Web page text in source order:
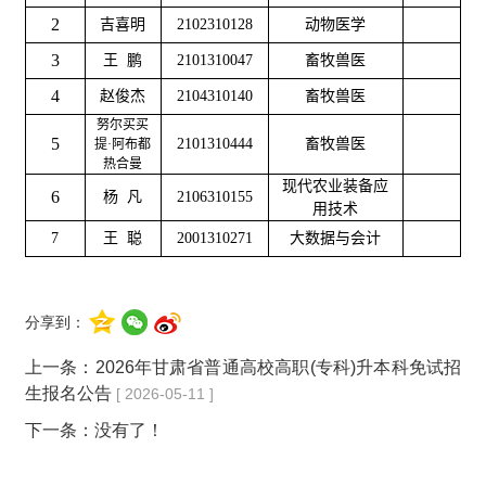
2 吉喜明 2102310128 动物医学
3 王 鹏 2101310047 畜牧兽医
4 赵俊杰 2104310140 畜牧兽医
5
努尔买买
提·阿布都
热合曼
2101310444 畜牧兽医
6 杨 凡 2106310155
现代农业装备应
用技术
7
王 聪 2001310271 大数据与会计
分享到：
上一条： 2026年甘肃省普通高校高职(专科)升本科免试招
生报名公告 [ 2026-05-11 ]
下一条：没有了！